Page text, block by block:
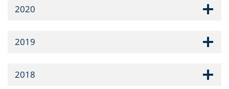
2020
2019
2018